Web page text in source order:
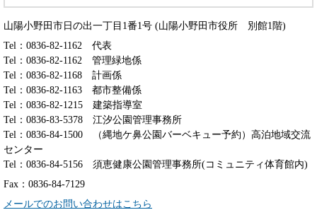
山陽小野田市日の出一丁目1番1号 (山陽小野田市役所 別館1階)
Tel：0836-82-1162
代表
Tel：0836-82-1162
管理緑地係
Tel：0836-82-1168
計画係
Tel：0836-82-1163
都市整備係
Tel：0836-82-1215
建築指導室
Tel：0836-83-5378
江汐公園管理事務所
Tel：0836-84-1500
（縄地ケ鼻公園バーベキュー予約）高泊地域交流
センター
Tel：0836-84-5156
須恵健康公園管理事務所(コミュニティ体育館内)
Fax：0836-84-7129
メールでのお問い合わせはこちら